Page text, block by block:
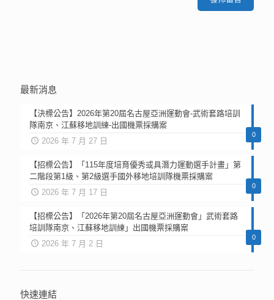
最新消息
0
【決標公告】2026年第20屆名古屋亞洲運動會-武術套路培訓
隊南京、江蘇移地訓練-出國機票採購案
2026 年 7 月 27 日
0
【招標公告】「115年度培育優秀或具潛力運動選手計畫」第
二階段第1級、第2級選手國外移地培訓隊機票採購案
2026 年 7 月 17 日
0
【招標公告】「2026年第20屆名古屋亞洲運動會」武術套路
培訓隊南京、江蘇移地訓練」出國機票採購案
2026 年 7 月 2 日
快速連結